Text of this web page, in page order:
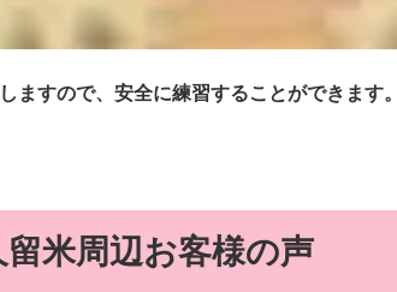
ますので、安全に練習することができます
留米周辺お客様の声